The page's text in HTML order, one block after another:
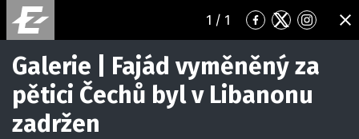
1 / 1
Přejít
na
Facebook
Přejít
na
Twitter
Přejít
na
Galerie | Fajád vyměněný za
pětici Čechů byl v Libanonu
zadržen